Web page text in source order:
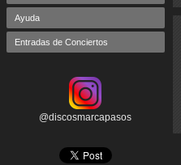
Ayuda
Entradas de Conciertos
@discosmarcapasos